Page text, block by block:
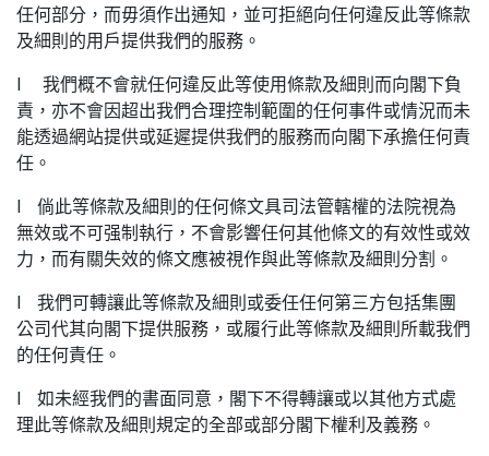
任何部分，而毋須作出通知，並可拒絕向任何違反此等條款
及細則的用戶提供我們的服務。
l 我們概不會就任何違反此等使用條款及細則而向閣下負
責，亦不會因超出我們合理控制範圍的任何事件或情況而未
能透過網站提供或延遲提供我們的服務而向閣下承擔任何責
任。
l 倘此等條款及細則的任何條文具司法管轄權的法院視為
無效或不可强制執行，不會影響任何其他條文的有效性或效
力，而有關失效的條文應被視作與此等條款及細則分割。
l 我們可轉讓此等條款及細則或委任任何第三方包括集團
公司代其向閣下提供服務，或履行此等條款及細則所載我們
的任何責任。
l 如未經我們的書面同意，閣下不得轉讓或以其他方式處
理此等條款及細則規定的全部或部分閣下權利及義務。